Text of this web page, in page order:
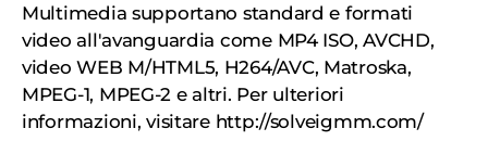
Multimedia supportano standard e formati
video all'avanguardia come MP4 ISO, AVCHD,
video WEB M/HTML5, H264/AVC, Matroska,
MPEG-1, MPEG-2 e altri. Per ulteriori
informazioni, visitare http://solveigmm.com/